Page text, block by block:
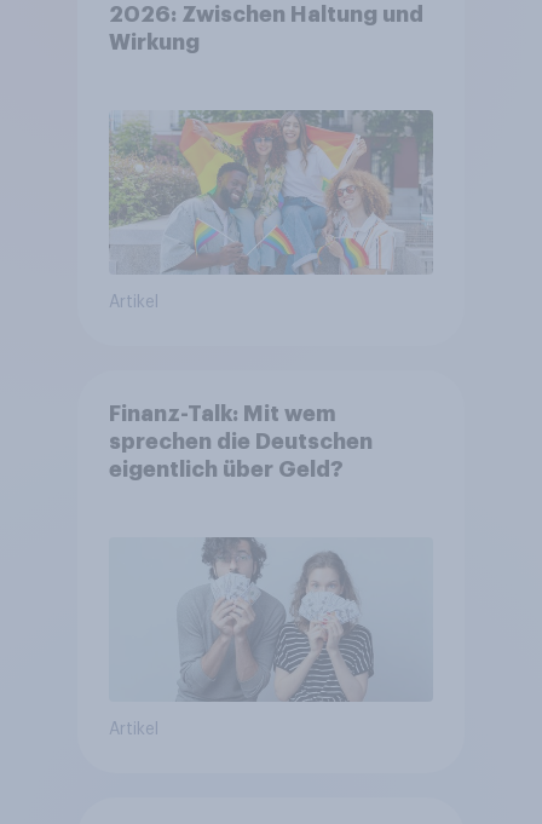
2026: Zwischen Haltung und
Wirkung
Artikel
Finanz-Talk: Mit wem
sprechen die Deutschen
eigentlich über Geld?
Artikel